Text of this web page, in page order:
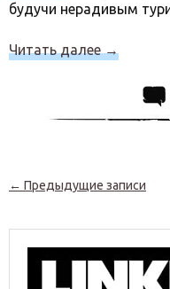
будучи нерадивым
Читать далее→
Навигация по записям
← Предыдущие записи